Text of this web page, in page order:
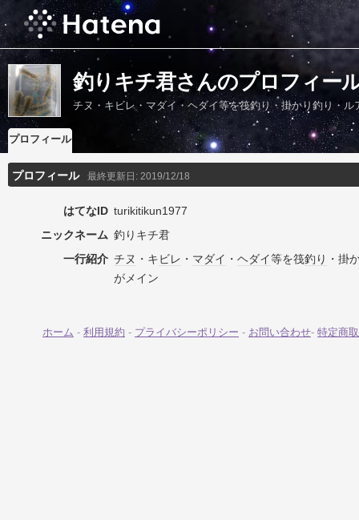
釣りキチ君さんのプロフィー
チヌ・キビレ・マダイ・ヘダイ等を筏釣り・掛かり釣り・
プロフィール
プロフィール 最終更新日: 2019/12/18
はてなID turikitikun1977
ニックネーム 釣りキチ君
一行紹介 チヌ ・キビレ ・ マダイ ・ ヘダイ等を筏釣り ・掛
がメイン
ホーム - 利用規約 - プライバシーポリシー - お問い合わせ- 特定商